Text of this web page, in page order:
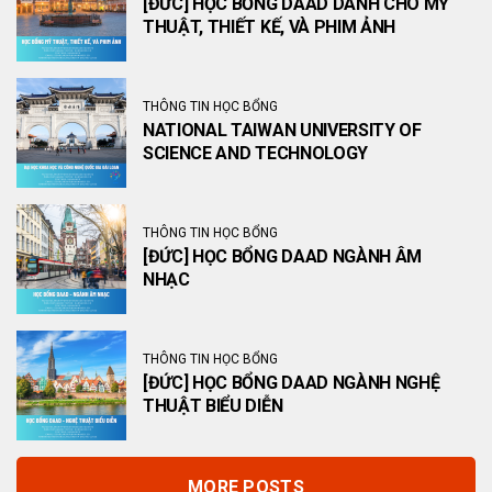
THUẬT, THIẾT KẾ, VÀ PHIM ẢNH
THÔNG TIN HỌC BỔNG
NATIONAL TAIWAN UNIVERSITY OF
SCIENCE AND TECHNOLOGY
THÔNG TIN HỌC BỔNG
[ĐỨC] HỌC BỔNG DAAD NGÀNH ÂM
NHẠC
THÔNG TIN HỌC BỔNG
[ĐỨC] HỌC BỔNG DAAD NGÀNH NGHỆ
THUẬT BIỂU DIỄN
MORE POSTS